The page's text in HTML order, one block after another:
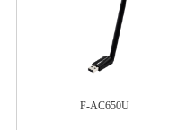
F-AC650U